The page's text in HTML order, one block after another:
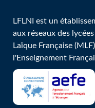
LFLNI est un
aux réseaux des
Laïque Française
l'Enseignement